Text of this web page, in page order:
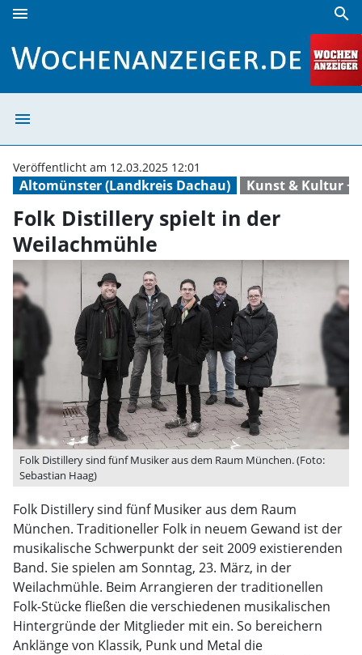
menu search
menu
Altomünster (Landkreis Dachau) Kunst & Kultur +
Veröffentlicht am 12.03.2025 12:01
Folk Distillery spielt in der
Weilachmühle
Folk Distillery sind fünf Musiker aus dem Raum München. (Foto:
Sebastian Haag)
Folk Distillery sind fünf Musiker aus dem Raum
München. Traditioneller Folk in neuem Gewand ist der
musikalische Schwerpunkt der seit 2009 existierenden
Band. Sie spielen am Sonntag, 23. März, in der
Weilachmühle. Beim Arrangieren der traditionellen
Folk-Stücke fließen die verschiedenen musikalischen
Hintergründe der Mitglieder mit ein. So bereichern
Anklänge von Klassik, Punk und Metal die